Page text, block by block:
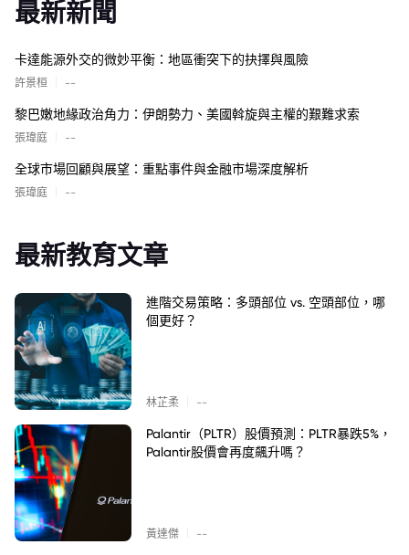
最新新聞
卡達能源外交的微妙平衡：地區衝突下的抉擇與風險
許景桓 --
黎巴嫩地緣政治角力：伊朗勢力、美國斡旋與主權的艱難求索
張瑋庭 --
全球市場回顧與展望：重點事件與金融市場深度解析
張瑋庭 --
最新教育文章
進階交易策略：多頭部位 vs. 空頭部位，哪
個更好？
林芷柔 --
Palantir（PLTR）股價預測：PLTR暴跌5%，
Palantir股價會再度飆升嗎？
黃達傑 --